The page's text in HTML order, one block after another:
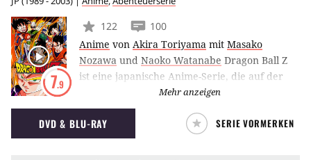
7.9
122
100
Anime von Akira Toriyama mit Masako
Nozawa und Naoko Watanabe Dragon Ball Z
ist eine japanische Anime-Serie, die auf der
gleichnamigen Manga-Vorlage von Akira
Toriyama basiert und darüber hinaus als
Nachfolgeserie zu Dragon Ball fungiert. Die
Geschichte handelt von dem Krieger Son-
Mehr anzeigen
DVD & BLU-RAY SERIE VORMERKEN